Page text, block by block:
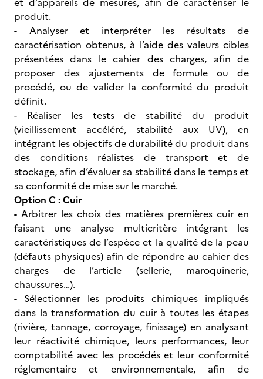
produit.
- Analyser et interpréter les résultats de
caractérisation obtenus, à l’aide des valeurs cibles
présentées dans le cahier des charges, afin de
proposer des ajustements de formule ou de
procédé, ou de valider la conformité du produit
définit.
- Réaliser les tests de stabilité du produit
(vieillissement accéléré, stabilité aux UV), en
intégrant les objectifs de durabilité du produit dans
des conditions réalistes de transport et de
stockage, afin d’évaluer sa stabilité dans le temps et
sa conformité de mise sur le marché.
Option C : Cuir
- Arbitrer les choix des matières premières cuir en
faisant une analyse multicritère intégrant les
caractéristiques de l’espèce et la qualité de la peau
(défauts physiques) afin de répondre au cahier des
charges de l’article (sellerie, maroquinerie,
chaussures…).
- Sélectionner les produits chimiques impliqués
dans la transformation du cuir à toutes les étapes
(rivière, tannage, corroyage, finissage) en analysant
leur réactivité chimique, leurs performances, leur
comptabilité avec les procédés et leur conformité
réglementaire et environnementale, afin de